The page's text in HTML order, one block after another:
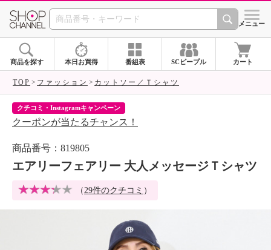
SHOP CHANNEL シメニュー
商品を探す 本日お買得 番組表 SCピープル カート
TOP ファッション カットソー／Ｔシャツ
クチコミ・Instagramキャンペーン
クーポンが当たるチャンス！
商品番号：819805
エアリーフェアリー 大人メッセージＴシャツ
（29件のクチコミ ）